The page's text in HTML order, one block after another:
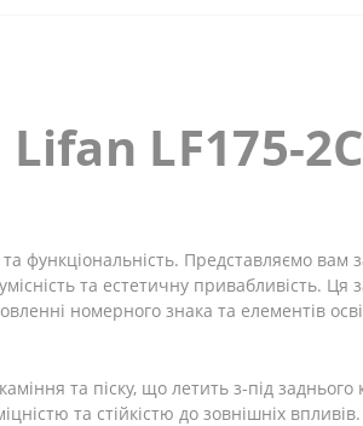
LF175-2С
функціональність. Представляємо вам
та естетичну привабливість. Ця
номерного знака та елементів
та піску, що летить з-під заднього
та стійкістю до зовнішніх